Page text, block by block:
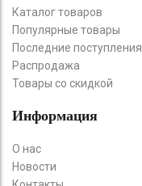
Каталог товаров
Популярные товары
Последние поступления
Распродажа
Товары со скидкой
Информация
О нас
Новости